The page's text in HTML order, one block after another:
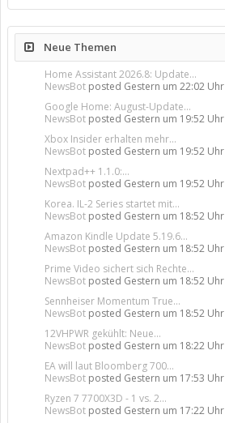
Neue Themen
Home Assistant 2026.8: Update...
NewsBot posted Gestern um 22:02 Uhr
Google Home: August-Update...
NewsBot posted Gestern um 19:52 Uhr
Xbox Insider erhalten mehr...
NewsBot posted Gestern um 19:52 Uhr
Nextpad++ 1.1.0:...
NewsBot posted Gestern um 19:52 Uhr
Korea. IL-2 Series startet mit...
NewsBot posted Gestern um 18:52 Uhr
Amazon Kindle Update 5.19.6...
NewsBot posted Gestern um 18:52 Uhr
Prime Video sichert sich Rechte...
NewsBot posted Gestern um 18:52 Uhr
Sennheiser Momentum True...
NewsBot posted Gestern um 18:52 Uhr
12VHPWR gekühlt: Neue...
NewsBot posted Gestern um 18:22 Uhr
EA will laut Bloomberg 700...
NewsBot posted Gestern um 17:53 Uhr
Ryzen 7 7700X3D - 1 vs. 2...
NewsBot posted Gestern um 17:22 Uhr